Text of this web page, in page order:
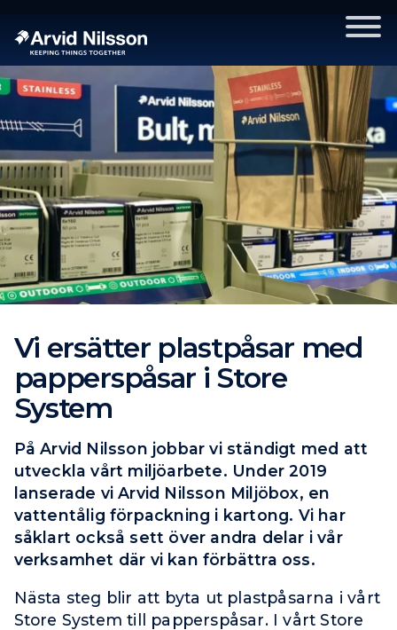
Vi ersätter plastpåsar med
papperspåsar i Store
System
På Arvid Nilsson jobbar vi ständigt med att
utveckla vårt miljöarbete. Under 2019
lanserade vi Arvid Nilsson Miljöbox, en
vattentålig förpackning i kartong. Vi har
såklart också sett över andra delar i vår
verksamhet där vi kan förbättra oss.
Nästa steg blir att byta ut plastpåsarna i vårt
Store System till papperspåsar. I vårt Store